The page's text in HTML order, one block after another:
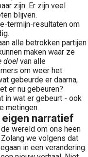
zijn. Er zijn veel
blijven.
termijn-resultaten om
alle betrokken partijen
maken waar ze
doel van alle
om weer het
gebeurde er daarna,
er nu gebeuren?
in wat er gebeurt - ook
metingen.
narratief
wereld om ons heen
we volgens dat
in een verandering.